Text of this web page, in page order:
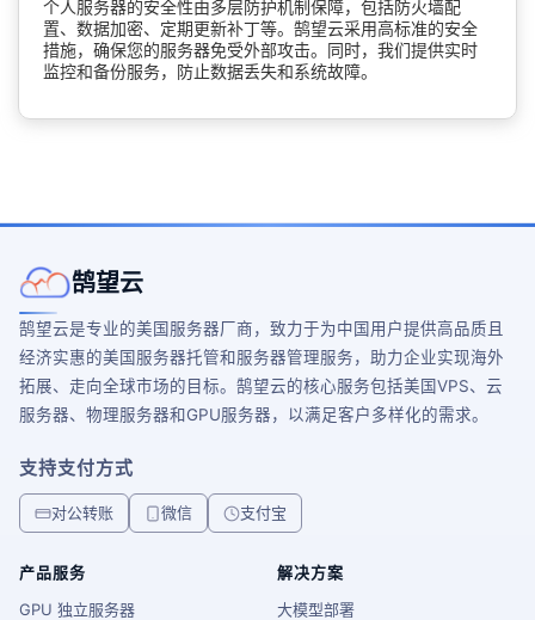
个人服务器的安全性由多层防护机制保障，包括防火墙配
置、数据加密、定期更新补丁等。鹄望云采用高标准的安全
措施，确保您的服务器免受外部攻击。同时，我们提供实时
监控和备份服务，防止数据丢失和系统故障。
鹄望云
鹄望云是专业的美国服务器厂商，致力于为中国用户提供高品质且
经济实惠的美国服务器托管和服务器管理服务，助力企业实现海外
拓展、走向全球市场的目标。鹄望云的核心服务包括美国VPS、云
服务器、物理服务器和GPU服务器，以满足客户多样化的需求。
支持支付方式
对公转账 微信 支付宝
产品服务
GPU 独立服务器
解决方案
大模型部署